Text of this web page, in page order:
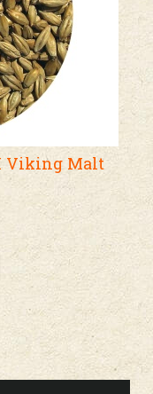
Viking Malt